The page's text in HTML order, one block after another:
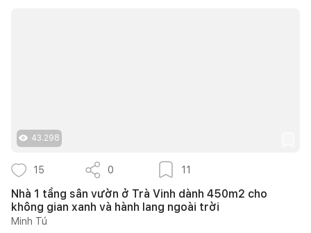
43.298
15 0 11
Nhà 1 tầng sân vườn ở Trà Vinh dành 450m2 cho
không gian xanh và hành lang ngoài trời
Minh Tú